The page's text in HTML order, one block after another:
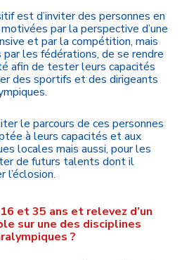
est d’inviter des personnes en
par la perspective d’une
et par la compétition, mais
les fédérations, de se rendre
afin de tester leurs capacités
des sportifs et des dirigeants
le parcours de ces personnes
à leurs capacités et aux
locales mais aussi, pour les
de futurs talents dont il
l’éclosion.
et 35 ans et relevez d’un
sur une des disciplines
?